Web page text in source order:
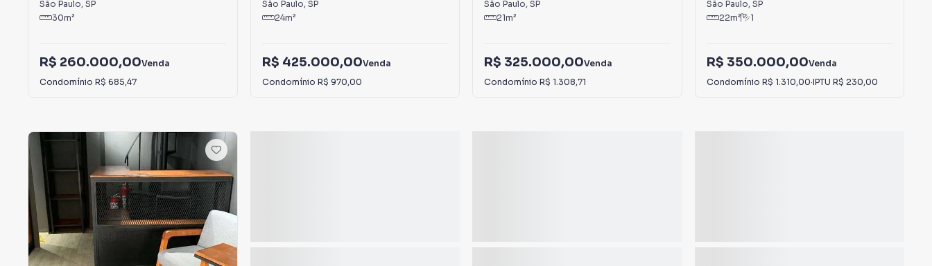
São Paulo, SP
30m²
R$ 260.000,00Venda
Condomínio R$ 685,47
São Paulo, SP
24m²
R$ 425.000,00Venda
Condomínio R$ 970,00
São Paulo, SP
21m²
R$ 325.000,00Venda
Condomínio R$ 1.308,71
São Paulo, SP
22m² 1
R$ 350.000,00Venda
Condomínio R$ 1.310,00·IPTU R$ 230,00